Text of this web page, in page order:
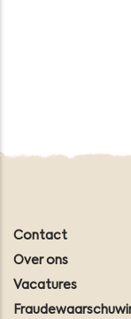
Contact
Over ons
Vacatures